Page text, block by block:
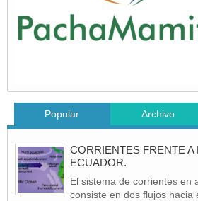
Popular Archivo
CORRIENTES FRENTE A
ECUADOR.
El sistema de corrientes en
consiste en dos flujos hacia